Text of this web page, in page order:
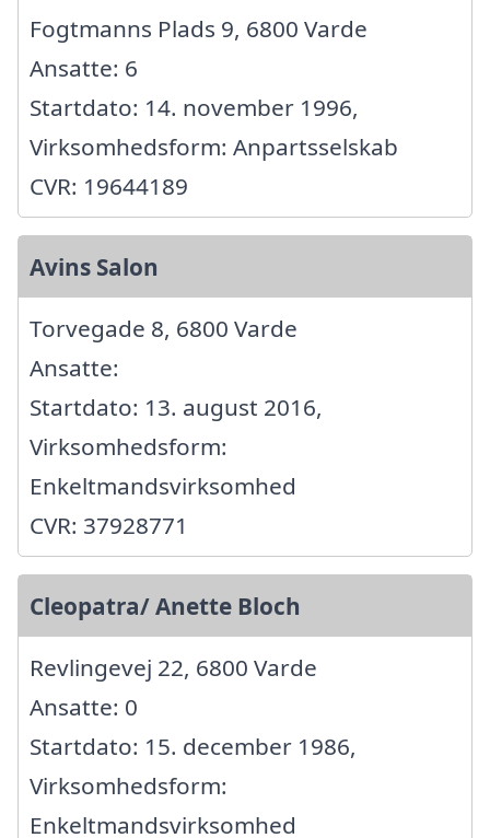
Fogtmanns Plads 9, 6800 Varde
Ansatte: 6
Startdato: 14. november 1996,
Virksomhedsform: Anpartsselskab
CVR: 19644189
Avins Salon
Torvegade 8, 6800 Varde
Ansatte:
Startdato: 13. august 2016,
Virksomhedsform:
Enkeltmandsvirksomhed
CVR: 37928771
Cleopatra/ Anette Bloch
Revlingevej 22, 6800 Varde
Ansatte: 0
Startdato: 15. december 1986,
Virksomhedsform:
Enkeltmandsvirksomhed